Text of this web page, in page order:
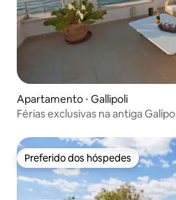
Apartamento ⋅ Gallipoli
Férias exclusivas na antiga
Preferido dos hóspedes
Preferido dos hóspedes